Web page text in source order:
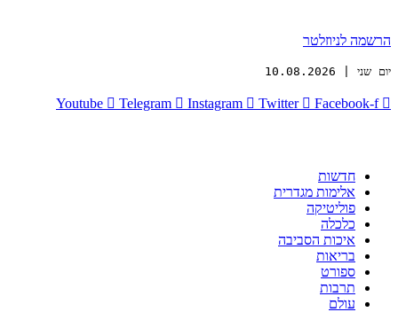
הרשמה לניוזלטר
יום שני | 10.08.2026
Youtube Telegram Instagram Twitter Facebook-f
חדשות
אלימות מגדרית
פוליטיקה
כלכלה
איכות הסביבה
בריאות
ספורט
תרבות
עולם